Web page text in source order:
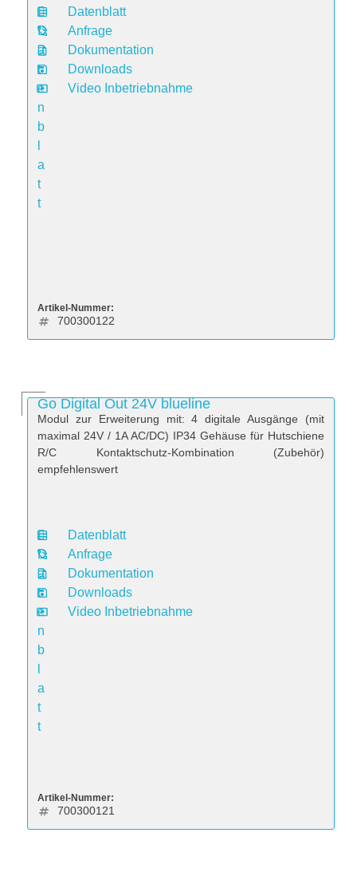
D
a
t
e
n
b
a
t
t
Datenblatt
Anfrage
Dokumentation
Downloads
Video Inbetriebnahme
Artikel-Nummer:
700300122
Go Digital Out 24V blueline
Modul zur Erweiterung mit: 4 digitale Ausgänge (mit
maximal 24V / 1A AC/DC) IP34 Gehäuse für Hutschiene
R/C Kontaktschutz-Kombination (Zubehör)
empfehlenswert
D
a
t
e
n
b
a
t
t
Datenblatt
Anfrage
Dokumentation
Downloads
Video Inbetriebnahme
Artikel-Nummer:
700300121